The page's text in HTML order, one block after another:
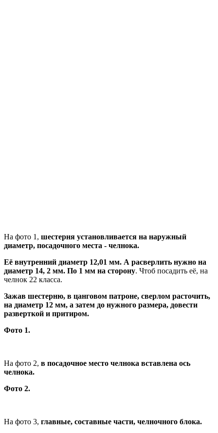
На фото 1, шестерня установливается на наружный
диаметр, посадочного места - челнока.
Её внутренний диаметр 12,01 мм. А расверлить нужно на
диаметр 14, 2 мм. По 1 мм на сторону. Чтоб посадить её, на
челнок 22 класса.
Зажав шестерню, в цанговом патроне, сверлом расточить,
на диаметр 12 мм, а затем до нужного размера, довести
разверткой и притиром.
Фото 1.
На фото 2, в посадочное место челнока вставлена ось
челнока.
Фото 2.
На фото 3, главные, составные части, челночного блока.